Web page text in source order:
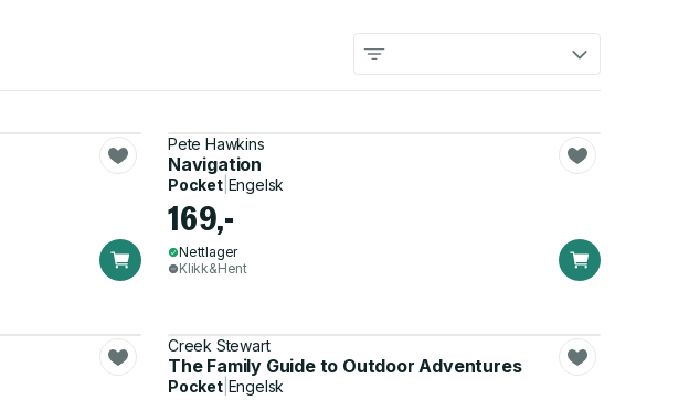
Pete Hawkins
Navigation
Pocket| Engelsk
169,-
Nettlager
Klikk&Hent
Creek Stewart
The Family Guide to Outdoor Adventures
Pocket| Engelsk